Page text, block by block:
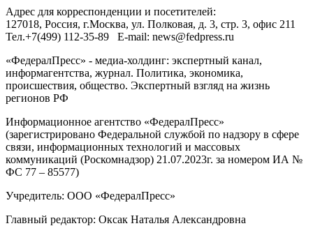
Адрес для корреспонденции и посетителей:
127018, Россия, г.Москва, ул. Полковая, д. 3, стр. 3, офис 211
Тел.+7(499) 112-35-89 E-mail: news@fedpress.ru
«ФедералПресс» - медиа-холдинг: экспертный канал,
информагентства, журнал. Политика, экономика,
происшествия, общество. Экспертный взгляд на жизнь
регионов РФ
Информационное агентство «ФедералПресс»
(зарегистрировано Федеральной службой по надзору в сфере
связи, информационных технологий и массовых
коммуникаций (Роскомнадзор) 21.07.2023г. за номером ИА №
ФС 77 – 85577)
Учредитель: ООО «ФедералПресс»
Главный редактор: Оксак Наталья Александровна